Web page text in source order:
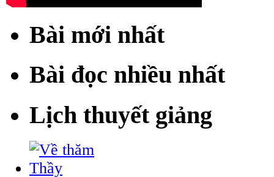
Bài mới nhất
Bài đọc nhiều nhất
Lịch thuyết giảng